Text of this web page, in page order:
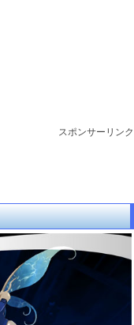
スポンサーリンク